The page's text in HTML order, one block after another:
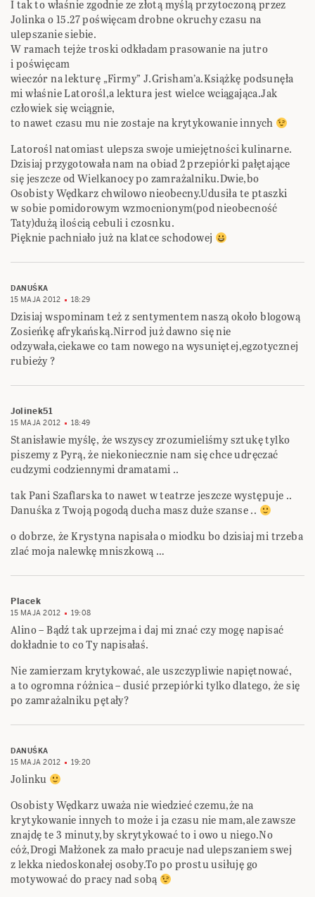
I tak to właśnie zgodnie ze złotą myślą przytoczoną przez
Jolinka o 15.27 poświęcam drobne okruchy czasu na
ulepszanie siebie.
W ramach tejże troski odkładam prasowanie na jutro
i poświęcam
wieczór na lekturę „Firmy” J.Grisham’a.Książkę podsunęła
mi właśnie Latorośl,a lektura jest wielce wciągająca.Jak
człowiek się wciągnie,
to nawet czasu mu nie zostaje na krytykowanie innych
Latorośl natomiast ulepsza swoje umiejętności kulinarne.
Dzisiaj przygotowała nam na obiad 2 przepiórki pałętające
się jeszcze od Wielkanocy po zamrażalniku.Dwie,bo
Osobisty Wędkarz chwilowo nieobecny.Udusiła te ptaszki
w sobie pomidorowym wzmocnionym(pod nieobecność
Taty)dużą ilością cebuli i czosnku.
Pięknie pachniało już na klatce schodowej
DANUŚKA
15 MAJA 2012
18:29
Dzisiaj wspominam też z sentymentem naszą około blogową
Zosieńkę afrykańską.Nirrod już dawno się nie
odzywała,ciekawe co tam nowego na wysuniętej,egzotycznej
rubieży ?
Jolinek51
15 MAJA 2012 18:49
Stanisławie myślę, że wszyscy zrozumieliśmy sztukę tylko
piszemy z Pyrą, że niekoniecznie nam się chce udręczać
cudzymi codziennymi dramatami ..
tak Pani Szaflarska to nawet w teatrze jeszcze występuje ..
Danuśka z Twoją pogodą ducha masz duże szanse ..
o dobrze, że Krystyna napisała o miodku bo dzisiaj mi trzeba
zlać moja nalewkę mniszkową …
Placek
15 MAJA 2012 19:08
Alino – Bądź tak uprzejma i daj mi znać czy mogę napisać
dokładnie to co Ty napisałaś.
Nie zamierzam krytykować, ale uszczypliwie napiętnować,
a to ogromna różnica – dusić przepiórki tylko dlatego, że się
po zamrażalniku pętały?
DANUŚKA
15 MAJA 2012
19:20
Jolinku
Osobisty Wędkarz uważa nie wiedzieć czemu,że na
krytykowanie innych to może i ja czasu nie mam,ale zawsze
znajdę te 3 minuty,by skrytykować to i owo u niego.No
cóż,Drogi Małżonek za mało pracuje nad ulepszaniem swej
z lekka niedoskonałej osoby.To po prostu usiłuję go
motywować do pracy nad sobą